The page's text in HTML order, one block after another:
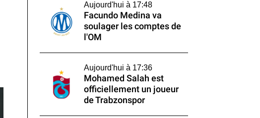
Aujourd'hui à 17:48
Facundo Medina va
soulager les comptes de
l'OM
Aujourd'hui à 17:36
Mohamed Salah est
officiellement un joueur
de Trabzonspor